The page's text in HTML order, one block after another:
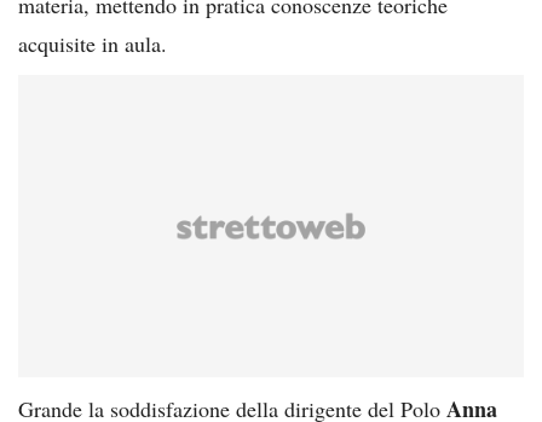
acquisite in aula.
Grande la soddisfazione della dirigente del Polo Anna